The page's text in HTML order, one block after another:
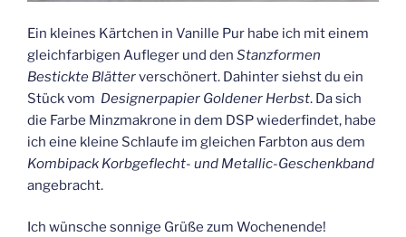
Ein kleines Kärtchen in Vanille Pur habe ich mit einem
gleichfarbigen Aufleger und den Stanzformen
Bestickte Blätterverschönert. Dahinter siehst du ein
Stück vom Designerpapier Goldener Herbst. Da sich
die Farbe Minzmakrone in dem DSP wiederfindet, habe
ich eine kleine Schlaufe im gleichen Farbton aus dem
Kombipack Korbgeflecht- und Metallic-Geschenkband
angebracht.
Ich wünsche sonnige Grüße zum Wochenende!